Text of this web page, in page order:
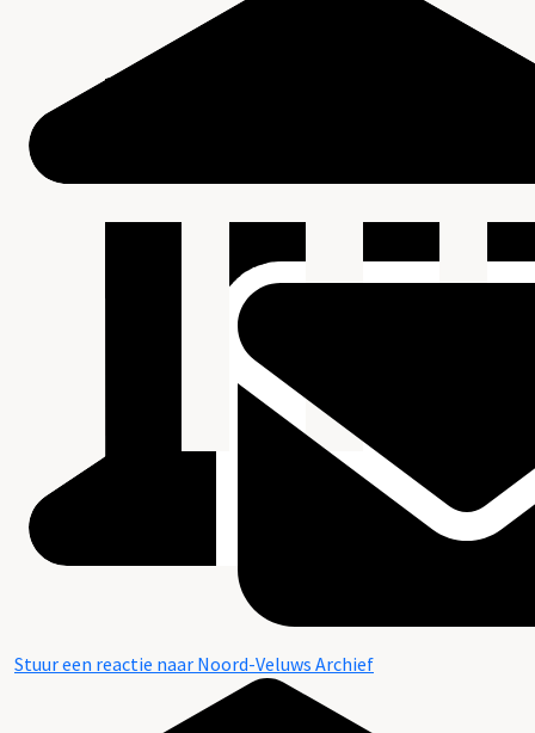
Stuur een reactie naar Noord-Veluws Archief